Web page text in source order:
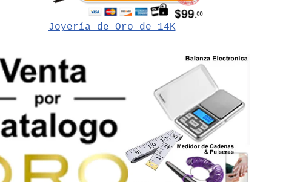
Joyería de Oro de 14K